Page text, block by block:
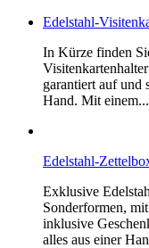
Edelstahl-
In Kürze finden
garantiert auf
Hand. Mit einem...
Edelstahl-
Exklusive
Sonderformen,
inklusive
alles aus einer